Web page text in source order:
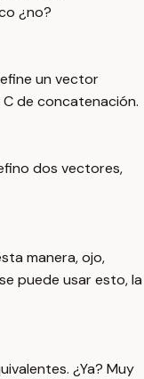
¿no?
un vector
de concatenación.
dos vectores,
manera, ojo,
puede usar esto, la
¿Ya? Muy